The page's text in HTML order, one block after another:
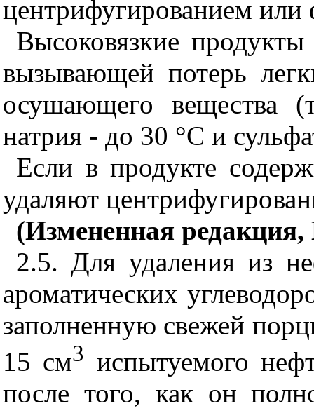
центрифугированием или
Высоковязкие
вызывающей потерь
осушающего вещества
натрия - до 30 °С и
Если в продукте
удаляют
(Измененная
2.5. Для удаления из
ароматических
заполненную свежей
15 см3 испытуемого
после того, как он